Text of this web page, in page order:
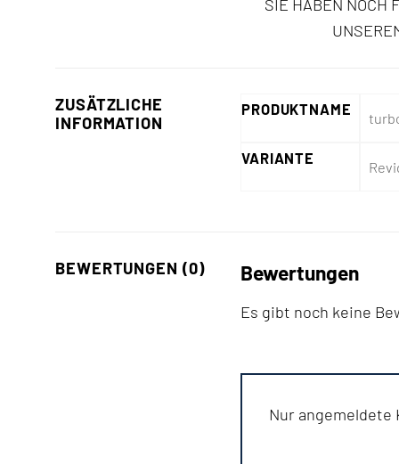
SIE HABEN NOCH
ZUSÄTZLICHE
INFORMATION
PRODUKTNAME
VARIANTE
BEWERTUNGEN (0) Bewertungen
Es gibt noch keine
Nur angemeldete